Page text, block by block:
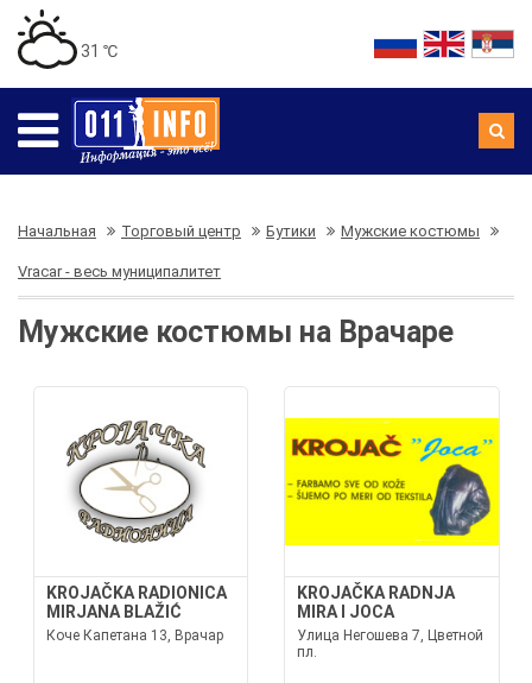
31 ℃
Начальная Торговый центр Бутики Мужские костюмы
Vracar - весь муниципалитет
Мужские костюмы на Врачаре
KROJAČKA RADIONICA
MIRJANA BLAŽIĆ
Коче Капетана 13, Врачар
KROJAČKA RADNJA
MIRA I JOCA
Улица Негошева 7, Цветной
пл.